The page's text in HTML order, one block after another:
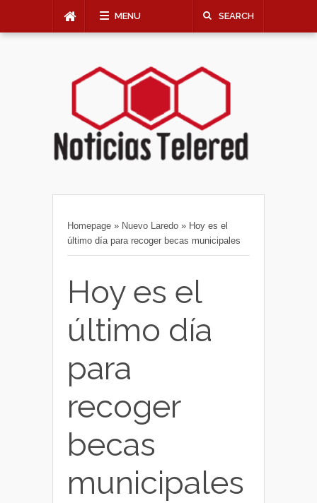
MENU SEARCH
Homepage » Nuevo Laredo » Hoy es el
último día para recoger becas municipales
Hoy es el
último día
para
recoger
becas
municipales